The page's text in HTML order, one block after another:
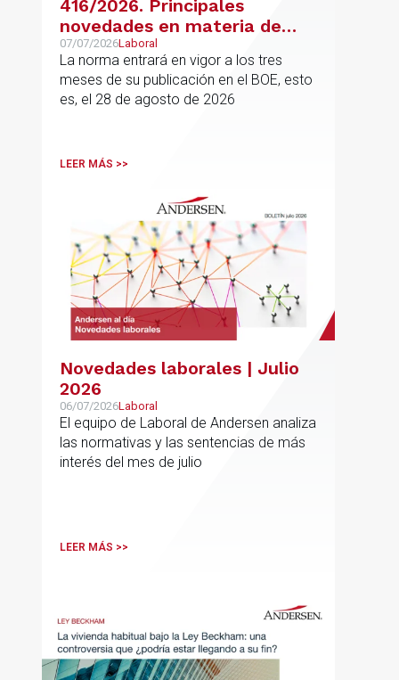
416/2026. Principales
novedades en materia de
jubilación flexible y jubilación
demorada
07/07/2026Laboral
La norma entrará en vigor a los tres
meses de su publicación en el BOE, esto
es, el 28 de agosto de 2026
LEER MÁS >>
Novedades laborales | Julio
2026
06/07/2026Laboral
El equipo de Laboral de Andersen analiza
las normativas y las sentencias de más
interés del mes de julio
LEER MÁS >>